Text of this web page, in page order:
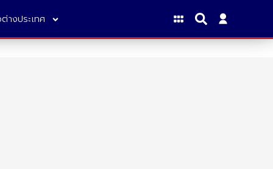
ต่างประเทศ